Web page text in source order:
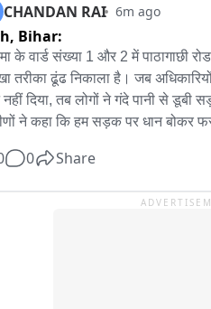
ने बताया कि उनके घर में यह दूसरी बार
चोरी की घटना हुई थी. इस पर कसमार
हुई चोरी की घटना के संबंध में लिखित
आसपास लगे सीसीटीवी फुटेज एवं
जुटी है.
CHANDAN RAI 6m ago
Bihar:
के वार्ड संख्या 1 और 2 में पाठागाछी
तरीका ढूंढ निकाला है। जब
नहीं दिया, तब लोगों ने गंदे पानी से डूबी
ने कहा कि हम सड़क पर धान
समस्या की तरफ आकर्षित करने के लिए
का पानी भी सड़क पर बह रहा है। सड़कों
0 Share